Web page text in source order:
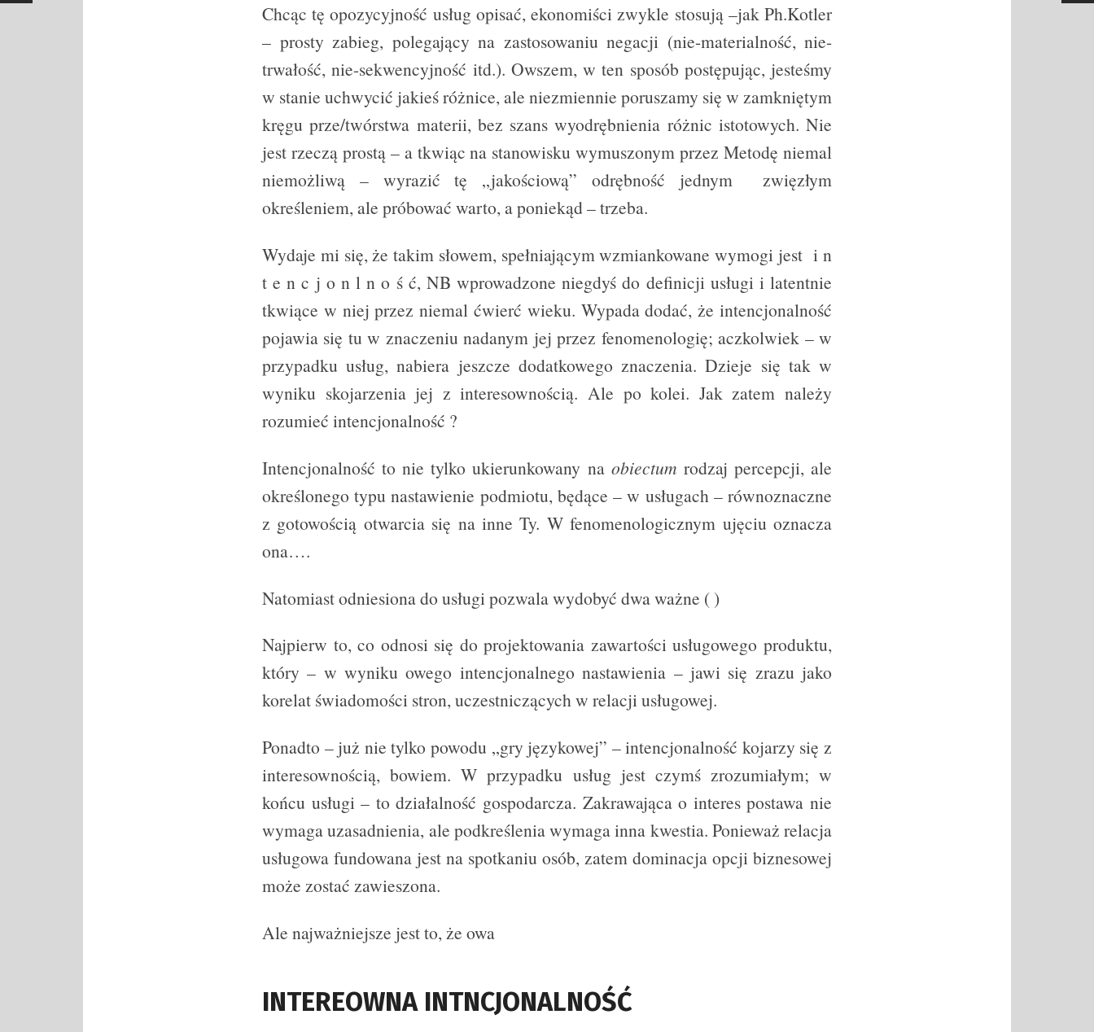
Chcąc tę opozycyjność usług opisać, ekonomiści zwykle stosują –jak Ph.Kotler
– prosty zabieg, polegający na zastosowaniu negacji (nie-materialność, nie-
trwałość, nie-sekwencyjność itd.). Owszem, w ten sposób postępując, jesteśmy
w stanie uchwycić jakieś różnice, ale niezmiennie poruszamy się w zamkniętym
kręgu prze/twórstwa materii, bez szans wyodrębnienia różnic istotowych. Nie
jest rzeczą prostą – a tkwiąc na stanowisku wymuszonym przez Metodę niemal
niemożliwą – wyrazić tę „jakościową” odrębność jednym zwięzłym
określeniem, ale próbować warto, a poniekąd – trzeba.
Wydaje mi się, że takim słowem, spełniającym wzmiankowane wymogi jest i n
t e n c j o n l n o ś ć, NB wprowadzone niegdyś do definicji usługi i latentnie
tkwiące w niej przez niemal ćwierć wieku. Wypada dodać, że intencjonalność
pojawia się tu w znaczeniu nadanym jej przez fenomenologię; aczkolwiek – w
przypadku usług, nabiera jeszcze dodatkowego znaczenia. Dzieje się tak w
wyniku skojarzenia jej z interesownością. Ale po kolei. Jak zatem należy
rozumieć intencjonalność ?
Intencjonalność to nie tylko ukierunkowany na obiectum rodzaj percepcji, ale
określonego typu nastawienie podmiotu, będące – w usługach – równoznaczne
z gotowością otwarcia się na inne Ty. W fenomenologicznym ujęciu oznacza
ona….
Natomiast odniesiona do usługi pozwala wydobyć dwa ważne ( )
Najpierw to, co odnosi się do projektowania zawartości usługowego produktu,
który – w wyniku owego intencjonalnego nastawienia – jawi się zrazu jako
korelat świadomości stron, uczestniczących w relacji usługowej.
Ponadto – już nie tylko powodu „gry językowej” – intencjonalność kojarzy się z
interesownością, bowiem. W przypadku usług jest czymś zrozumiałym; w
końcu usługi – to działalność gospodarcza. Zakrawająca o interes postawa nie
wymaga uzasadnienia, ale podkreślenia wymaga inna kwestia. Ponieważ relacja
usługowa fundowana jest na spotkaniu osób, zatem dominacja opcji biznesowej
może zostać zawieszona.
Ale najważniejsze jest to, że owa
INTEREOWNA INTNCJONALNOŚĆ